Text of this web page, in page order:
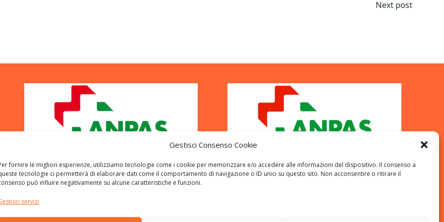
Gestisci Consenso Cookie
fornire le migliori esperienze, utilizziamo tecnologie come i cookie per memorizzare e/o accedere alle informazioni del dispositivo. Il consenso a
tecnologie ci permetterà di elaborare dati come il comportamento di navigazione o ID unici su questo sito. Non acconsentire o ritirare il
può influire negativamente su alcune caratteristiche e funzioni.
servizi
Next post